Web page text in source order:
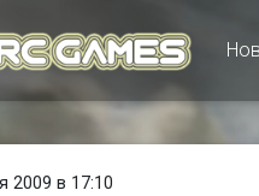
2009 в 17:10